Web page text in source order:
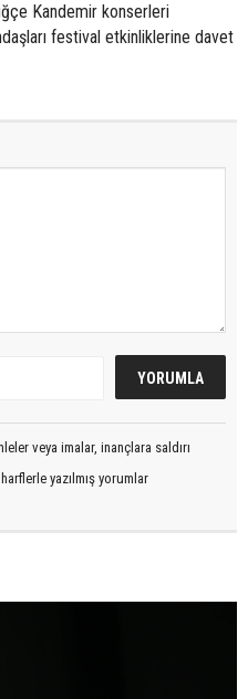
Kandemir konserleri
festival etkinliklerine davet
veya imalar, inançlara saldırı
yazılmış yorumlar